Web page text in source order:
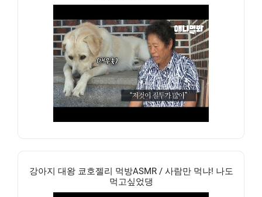
강아지 대왕 쿄호젤리 먹방ASMR / 사람만 먹냐! 나도
먹고싶었댕